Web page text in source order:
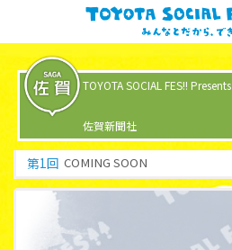
TOYOTA SOCIAL FES!! Presents
佐賀新聞社
第1回 COMING SOON